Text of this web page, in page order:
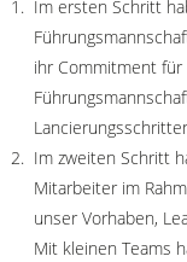
Im ersten Schritt
ihr Commitment für
Im zweiten Schritt
Mitarbeiter im
unser Vorhaben,
Mit kleinen Teams